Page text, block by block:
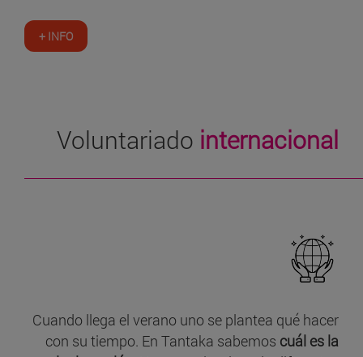
+ INFO
Voluntariado internacional
Cuando llega el verano uno se plantea qué hacer
con su tiempo. En Tantaka sabemos cuál es la